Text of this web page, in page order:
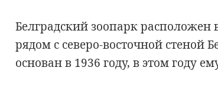
Белградский зоопарк
рядом с северо-восточной стеной
основан в 1936 году, в этом году